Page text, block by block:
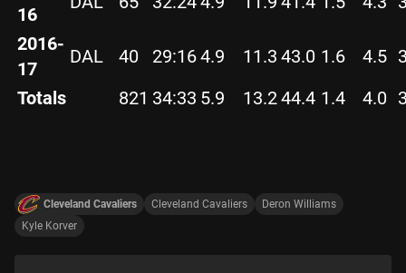
16
2016-
17
DAL 40 29:164.9 11.3 43.0 1.6 4.5
Totals
821 34:33 5.9 13.244.4 1.4 4.0
Cleveland Cavaliers Cleveland Cavaliers
Deron Williams
Kyle Korver